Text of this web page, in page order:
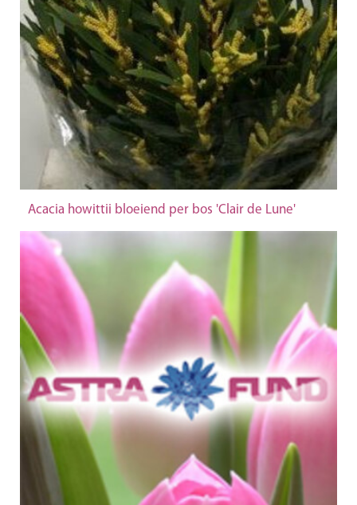
Acacia howittii bloeiend per bos 'Clair de Lune'